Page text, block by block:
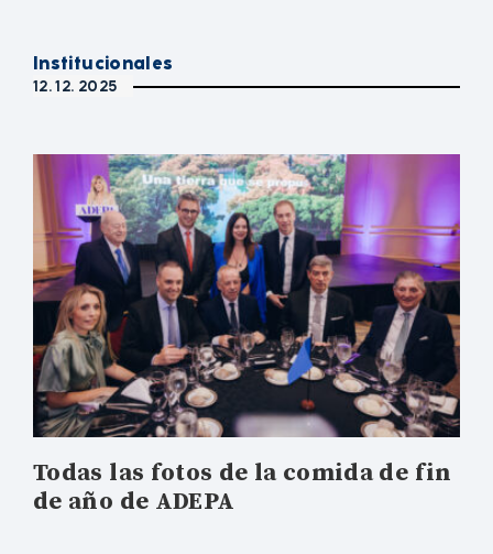
Institucionales
12. 12. 2025
Todas las fotos de la comida de fin
de año de ADEPA